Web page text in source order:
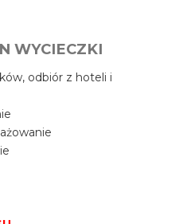
WYCIECZKI
odbiór z hoteli i